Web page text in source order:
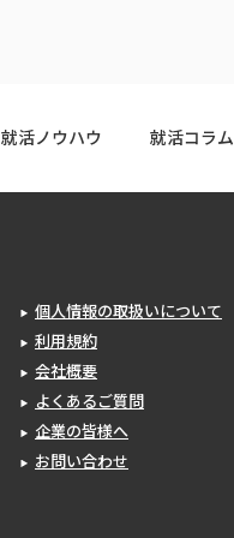
就活ノウハウ 就活コラム
個人情報の取扱いについて
利用規約
会社概要
よくあるご質問
企業の皆様へ
お問い合わせ